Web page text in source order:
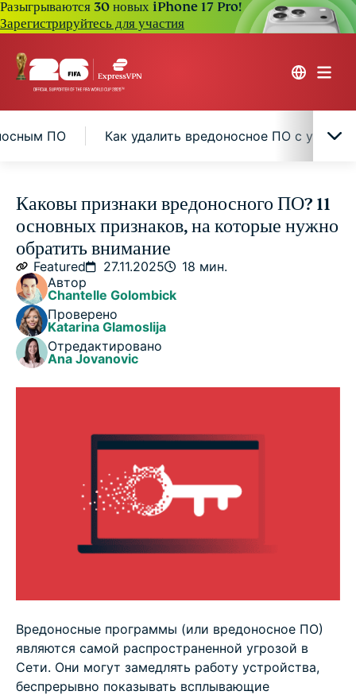
Разыгрываются 30 новых iPhone 17 Pro!
Зарегистрируйтесь для участия
ПО Как удалить вредоносное ПО с
Что такое вредоносное ПО?
Как вредоносное ПО заражает устройство?
Самые распространенные признаки заражения
вредоносным ПО
Как удалить вредоносное ПО с устройства
Будьте в курсе новейших угроз
ЧаВо: популярные вопросы про опасное ПО
Каковы признаки вредоносного ПО? 11
основных признаков, на которые нужно
обратить внимание
Featured 27.11.2025
18 мин.
Автор
Chantelle Golombick
Проверено
Katarina Glamoslija
Отредактировано
Ana Jovanovic
Вредоносные программы (или вредоносное ПО)
являются самой распространенной угрозой в
Сети. Они могут замедлять работу устройства,
беспрерывно показывать всплывающие